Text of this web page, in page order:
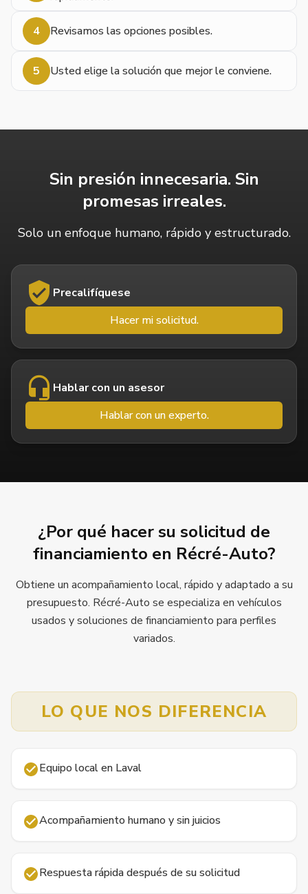
4 Revisamos las opciones posibles.
5 Usted elige la solución que mejor le conviene.
Sin presión innecesaria. Sin
promesas irreales.
Solo un enfoque humano, rápido y estructurado.
Precalifíquese
Hacer mi solicitud.
Hablar con un asesor
Hablar con un experto.
¿Por qué hacer su solicitud de
financiamiento en Récré-Auto?
Obtiene un acompañamiento local, rápido y adaptado a su
presupuesto. Récré-Auto se especializa en vehículos
usados y soluciones de financiamiento para perfiles
variados.
LO QUE NOS DIFERENCIA
Equipo local en Laval
Acompañamiento humano y sin juicios
Respuesta rápida después de su solicitud